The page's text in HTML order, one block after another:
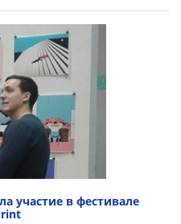
участие в фестивале